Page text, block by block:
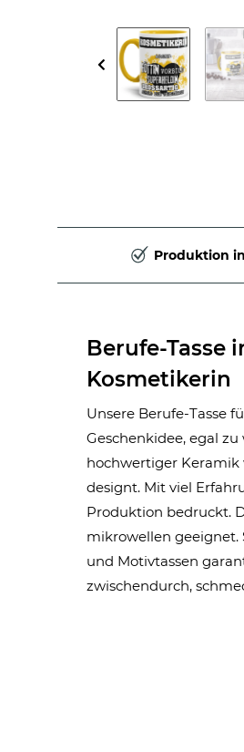
Produktion
Berufe-Tasse
Kosmetikerin
Unsere Berufe-Tasse
Geschenkidee, egal zu
hochwertiger Keramik
designt. Mit viel
Produktion bedruckt.
mikrowellen geeignet.
und Motivtassen
zwischendurch,